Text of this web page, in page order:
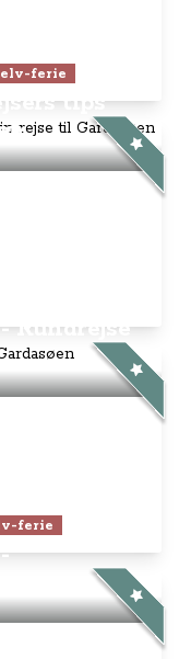
ferie
tips
Rundrejse
ferie